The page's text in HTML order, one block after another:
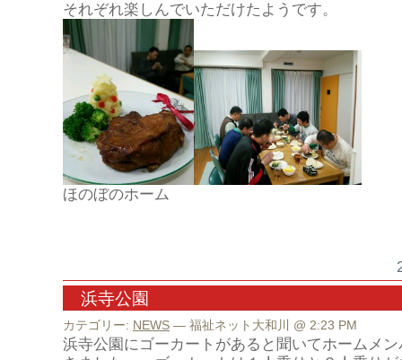
それぞれ楽しんでいただけたようです。
ほのぼのホーム
浜寺公園
カテゴリー: NEWS — 福祉ネット大和川 @ 2:23 PM
浜寺公園にゴーカートがあると聞いてホームメ